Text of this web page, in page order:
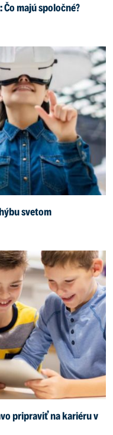
majú spoločné?
svetom
pripraviť na kariéru v